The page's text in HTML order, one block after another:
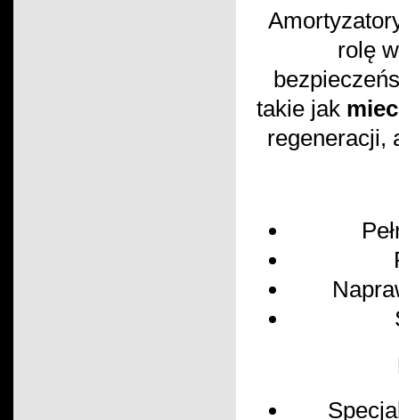
rolę
takie jak
regeneracji,